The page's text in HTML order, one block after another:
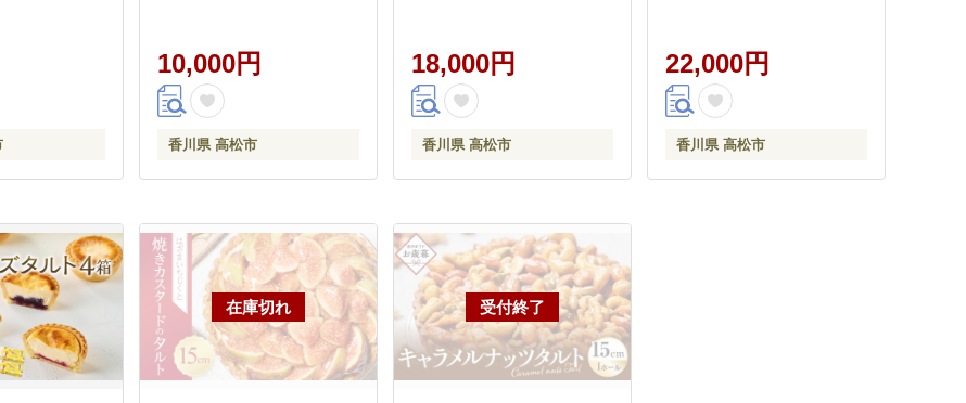
10,000円
香川県 高松市
18,000円
香川県 高松市
22,000円
香川県 高松市